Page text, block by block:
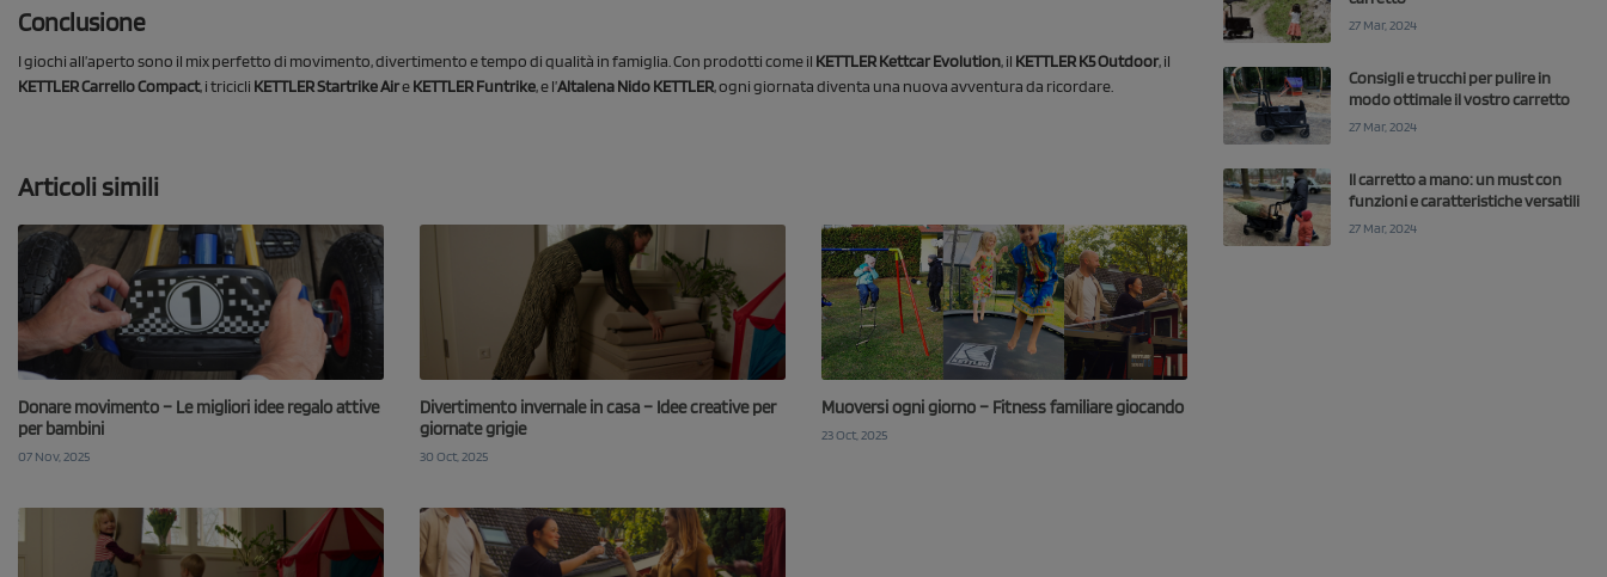
Conclusione
I giochi all’aperto sono il mix perfetto di movimento, divertimento e tempo di qualità in famiglia. Con prodotti come il KETTLER Kettcar Evolution, il KETTLER K5 Outdoor, il
KETTLER Carrello Compact, i tricicli KETTLER Startrike AireKETTLER Funtrike, e l’Altalena Nido KETTLER, ogni giornata diventa una nuova avventura da ricordare.
Articoli simili
Donare movimento – Le migliori idee regalo attive
per bambini
07 Nov, 2025
Divertimento invernale in casa – Idee creative per
giornate grigie
30 Oct, 2025
Muoversi ogni giorno – Fitness familiare giocando
23 Oct, 2025
27 Mar, 2024
Consigli e trucchi per pulire in
modo ottimale il vostro carretto
27 Mar, 2024
Il carretto a mano: un must con
funzioni e caratteristiche versatili
27 Mar, 2024